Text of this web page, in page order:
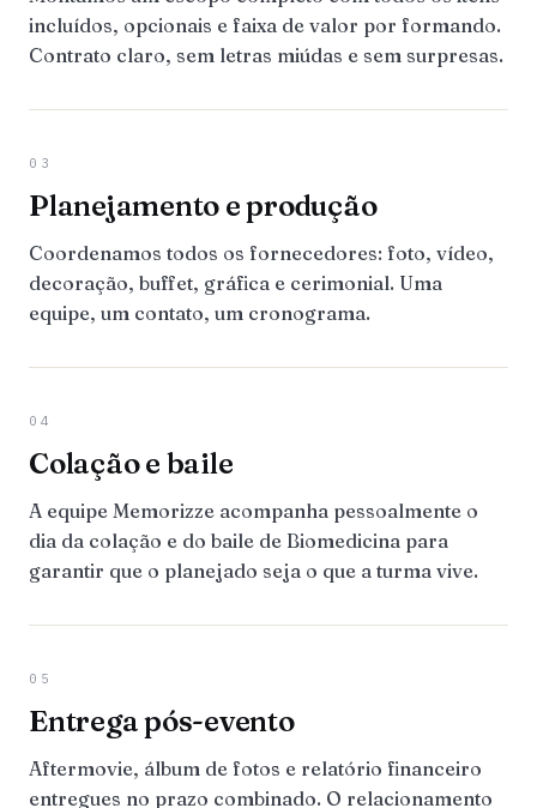
incluídos, opcionais e faixa de valor por formando.
Contrato claro, sem letras miúdas e sem surpresas.
03
Planejamento e produção
Coordenamos todos os fornecedores: foto, vídeo,
decoração, buffet, gráfica e cerimonial. Uma
equipe, um contato, um cronograma.
04
Colação e baile
A equipe Memorizze acompanha pessoalmente o
dia da colação e do baile de Biomedicina para
garantir que o planejado seja o que a turma vive.
05
Entrega pós-evento
Aftermovie, álbum de fotos e relatório financeiro
entregues no prazo combinado. O relacionamento